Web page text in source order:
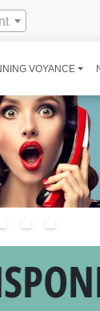
VOYANCE